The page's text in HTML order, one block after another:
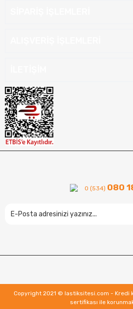
0 (534) 080
Copyright 2021 © lastiksitesi.com - Kredi
sertifikası ile